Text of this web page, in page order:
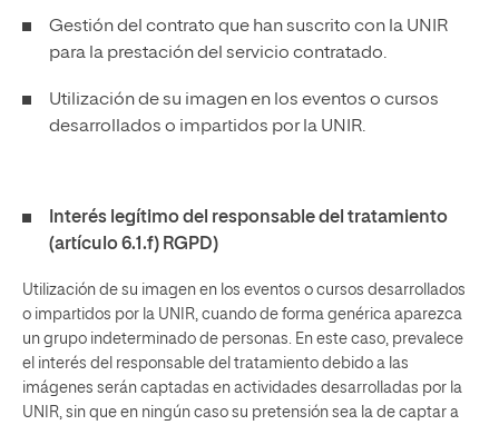
Gestión del contrato que han suscrito con la UNIR
para la prestación del servicio contratado.
Utilización de su imagen en los eventos o cursos
desarrollados o impartidos por la UNIR.
Interés legítimo del responsable del tratamiento
(artículo 6.1.f) RGPD)
Utilización de su imagen en los eventos o cursos desarrollados
o impartidos por la UNIR, cuando de forma genérica aparezca
un grupo indeterminado de personas. En este caso, prevalece
el interés del responsable del tratamiento debido a las
imágenes serán captadas en actividades desarrolladas por la
UNIR, sin que en ningún caso su pretensión sea la de captar a